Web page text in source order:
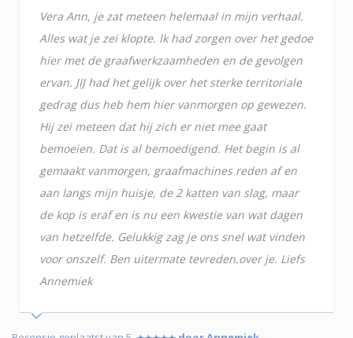
Vera Ann, je zat meteen helemaal in mijn verhaal.
Alles wat je zei klopte. Ik had zorgen over het gedoe
hier met de graafwerkzaamheden en de gevolgen
ervan. JIJ had het gelijk over het sterke territoriale
gedrag dus heb hem hier vanmorgen op gewezen.
Hij zei meteen dat hij zich er niet mee gaat
bemoeien. Dat is al bemoedigend. Het begin is al
gemaakt vanmorgen, graafmachines reden af en
aan langs mijn huisje, de 2 katten van slag, maar
de kop is eraf en is nu een kwestie van wat dagen
van hetzelfde. Gelukkig zag je ons snel wat vinden
voor onszelf. Ben uitermate tevreden.over je. Liefs
Annemiek